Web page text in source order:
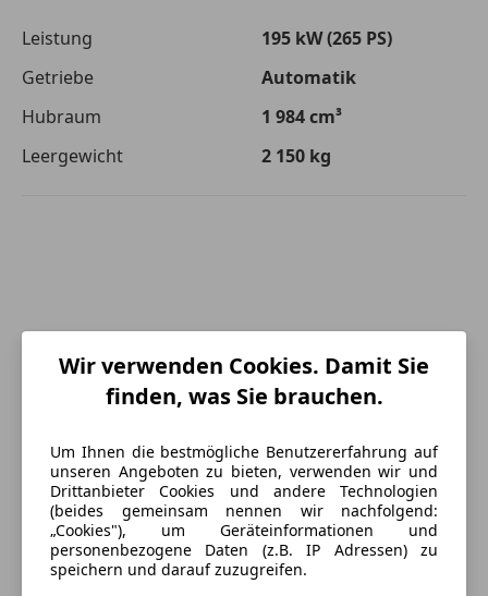
Leistung
195 kW (265 PS)
Getriebe
Automatik
Hubraum
1 984 cm³
Leergewicht
2 150 kg
Energieverbrauch
Wir verwenden Cookies. Damit Sie
finden, was Sie brauchen.
Um Ihnen die bestmögliche Benutzererfahrung auf
unseren Angeboten zu bieten, verwenden wir und
Drittanbieter Cookies und andere Technologien
(beides gemeinsam nennen wir nachfolgend:
„Cookies"), um Geräteinformationen und
personenbezogene Daten (z.B. IP Adressen) zu
speichern und darauf zuzugreifen.